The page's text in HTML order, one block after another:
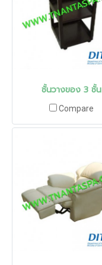
ชั้นวางของ 3 ชั้น
Compare